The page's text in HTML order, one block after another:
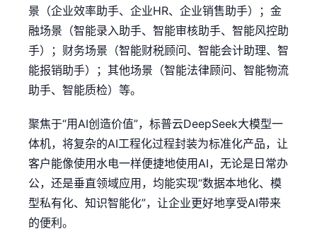
景（企业效率助手、企业HR、企业销售助手）；金
融场景（智能录入助手、智能审核助手、智能风控助
手）；财务场景（智能财税顾问、智能会计助理、智
能报销助手）；其他场景（智能法律顾问、智能物流
助手、智能质检）等。
聚焦于“用AI创造价值”，标普云DeepSeek大模型一
体机，将复杂的AI工程化过程封装为标准化产品，让
客户能像使用水电一样便捷地使用AI，无论是日常办
公，还是垂直领域应用，均能实现“数据本地化、模
型私有化、知识智能化”，让企业更好地享受AI带来
的便利。